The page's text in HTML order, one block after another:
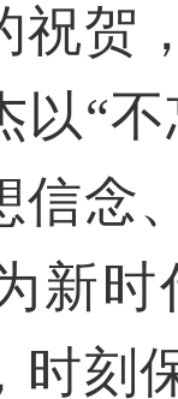
祝贺
以“
信念
新
时刻